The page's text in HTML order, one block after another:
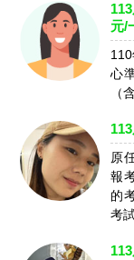
元/
心
（
原
報
的
考